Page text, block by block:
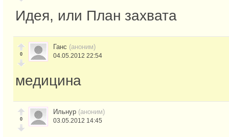
Идея, или План захвата
0
Ганс (аноним)
04.05.2012 22:54
медицина
0
Ильнур (аноним)
03.05.2012 14:45